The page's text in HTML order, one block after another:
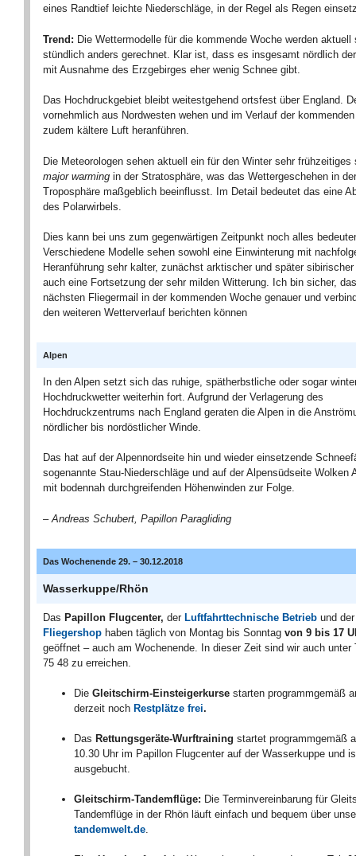
eines Randtief leichte Niederschläge, in der Regel als Regen
Trend: Die Wettermodelle für die kommende Woche werden aktuell
stündlich anders gerechnet. Klar ist, dass es insgesamt nördlich
mit Ausnahme des Erzgebirges eher wenig Schnee gibt.
Das Hochdruckgebiet bleibt weitestgehend ortsfest über England.
vornehmlich aus Nordwesten wehen und im Verlauf der
zudem kältere Luft heranführen.
Die Meteorologen sehen aktuell ein für den Winter sehr frühzeitiges
major warming in der Stratosphäre, was das Wettergeschehen in der
Troposphäre maßgeblich beeinflusst. Im Detail bedeutet das eine
des Polarwirbels.
Dies kann bei uns zum gegenwärtigen Zeitpunkt noch alles
Verschiedene Modelle sehen sowohl eine Einwinterung mit
Heranführung sehr kalter, zunächst arktischer und später
auch eine Fortsetzung der sehr milden Witterung. Ich bin sicher,
nächsten Fliegermail in der kommenden Woche genauer und
den weiteren Wetterverlauf berichten können
Alpen
In den Alpen setzt sich das ruhige, spätherbstliche oder sogar
Hochdruckwetter weiterhin fort. Aufgrund der Verlagerung des
Hochdruckzentrums nach England geraten die Alpen in die
nördlicher bis nordöstlicher Winde.
Das hat auf der Alpennordseite hin und wieder einsetzende
sogenannte Stau-Niederschläge und auf der Alpensüdseite Wolken
mit bodennah durchgreifenden Höhenwinden zur Folge.
– Andreas Schubert, Papillon Paragliding
Das Wochenende 29. – 30.12.2018
Wasserkuppe/Rhön
Das Papillon Flugcenter, der Luftfahrttechnische Betrieb und der
Fliegershop haben täglich von Montag bis Sonntag von 9 bis 17
geöffnet – auch am Wochenende. In dieser Zeit sind wir auch unter
75 48 zu erreichen.
Die Gleitschirm-Einsteigerkurse starten programmgemäß
derzeit noch Restplätze frei.
Das Rettungsgeräte-Wurftraining startet programmgemäß
10.30 Uhr im Papillon Flugcenter auf der Wasserkuppe und
ausgebucht.
Gleitschirm-Tandemflüge: Die Terminvereinbarung für
Tandemflüge in der Rhön läuft einfach und bequem über
tandemwelt.de.